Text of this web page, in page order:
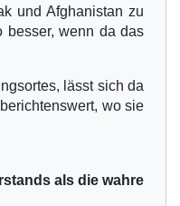
und Afghanistan zu
besser, wenn da das
lässt sich da
wo sie
als die wahre